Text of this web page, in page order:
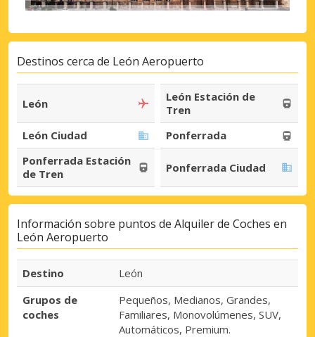
Destinos cerca de León Aeropuerto
León
León Estación de
Tren
León Ciudad
Ponferrada
Ponferrada Estación
de Tren
Ponferrada Ciudad
Información sobre puntos de Alquiler de Coches en
León Aeropuerto
Destino
León
Grupos de
coches
Pequeños, Medianos, Grandes,
Familiares, Monovolúmenes, SUV,
Automáticos, Premium.